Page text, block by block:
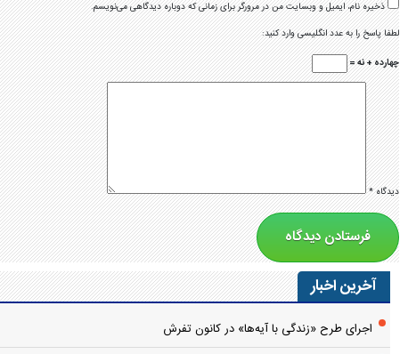
ذخیره نام، ایمیل و وبسایت من در مرورگر برای زمانی که دوباره دیدگاهی می‌نویسم.
لطفا پاسخ را به عدد انگلیسی وارد کنید:
چهارده + نه =
دیدگاه*
آخرین اخبار
اجرای طرح «زندگی با آیه‌ها» در کانون تفرش